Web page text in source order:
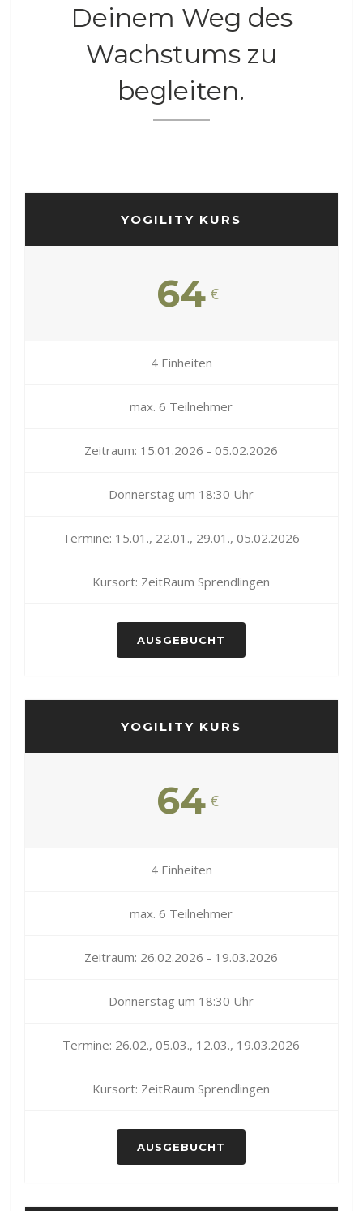
Deinem Weg des
Wachstums zu
begleiten.
YOGILITY KURS
64 €
4 Einheiten
max. 6 Teilnehmer
Zeitraum: 15.01.2026 - 05.02.2026
Donnerstag um 18:30 Uhr
Termine: 15.01., 22.01., 29.01., 05.02.2026
Kursort: ZeitRaum Sprendlingen
AUSGEBUCHT
YOGILITY KURS
64 €
4 Einheiten
max. 6 Teilnehmer
Zeitraum: 26.02.2026 - 19.03.2026
Donnerstag um 18:30 Uhr
Termine: 26.02., 05.03., 12.03., 19.03.2026
Kursort: ZeitRaum Sprendlingen
AUSGEBUCHT